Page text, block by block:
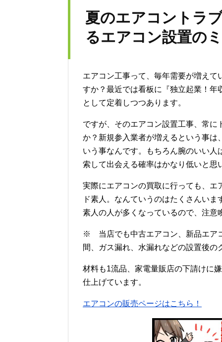
夏のエアコントラ
るエアコン設置の
エアコン工事って、毎年需要が増え
すか？最近では看板に『独立起業！
として定着しつつあります。
ですが、そのエアコン設置工事、常
か？新規参入業者が増えるという事
いう事なんです。もちろん腕のいい
索して出会える確率はかなり低いと思
実際にエアコンの買取に行っても、
ド素人。なんていうのはたくさんい
素人の人が多くなっているので、注意
※ 当店でも中古エアコン、新品エア
間、ガス漏れ、水漏れなどの設置後の
材料も1流品、家電量販店の下請けに
仕上げています。
エアコンの販売ページはこちら！